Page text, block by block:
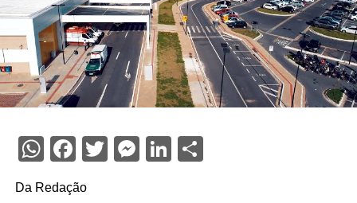
WhatsApp
Facebook
TwitterMessenger
LinkedIn
Da Redação